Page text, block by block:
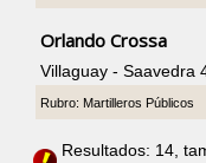
Orlando Crossa
Villaguay - Saavedra
Rubro: Martilleros Públicos
Resultados: 14,